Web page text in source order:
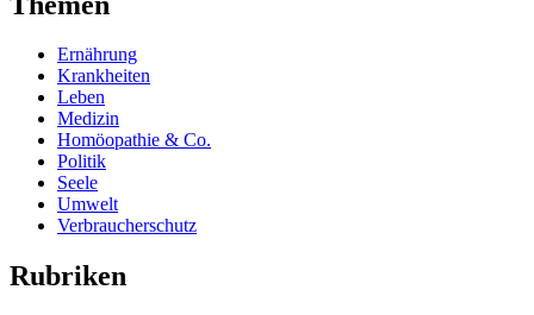
Ernährung
Krankheiten
Leben
Medizin
Homöopathie & Co.
Politik
Seele
Umwelt
Verbraucherschutz
Rubriken